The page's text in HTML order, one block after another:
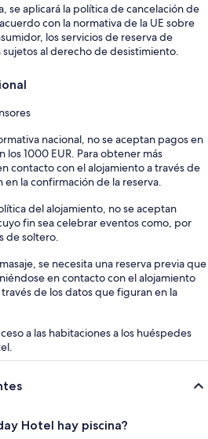
se aplicará la política de cancelación de
con la normativa de la UE sobre
los servicios de reserva de
al derecho de desistimiento.
nacional, no se aceptan pagos en
1000 EUR. Para obtener más
contacto con el alojamiento a través de
la confirmación de la reserva.
del alojamiento, no se aceptan
fin sea celebrar eventos como, por
de soltero.
se necesita una reserva previa que
en contacto con el alojamiento
de los datos que figuran en la
a las habitaciones a los huéspedes
Hotel hay piscina?